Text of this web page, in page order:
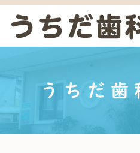
うちだ歯